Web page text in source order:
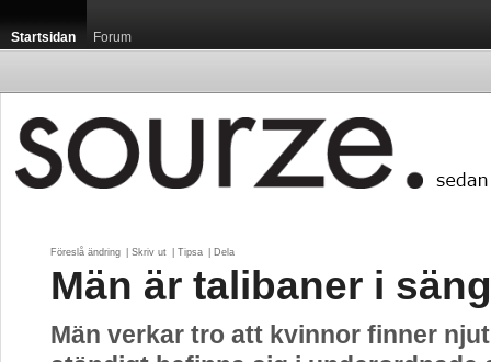
Startsidan Forum
Föreslå ändring Skriv ut Tipsa Dela
Män är talibaner i
Män verkar tro att kvinnor finner